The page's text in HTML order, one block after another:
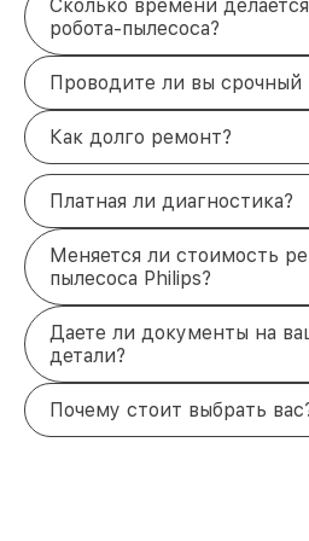
Сколько времени
робота-пылесоса?
Проводите ли вы срочный
Как долго ремонт?
Платная ли диагностика?
Меняется ли стоимость
пылесоса Philips?
Даете ли документы на
детали?
Почему стоит выбрать